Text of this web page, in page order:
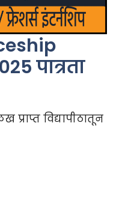
पात्रता
प्राप्त विद्यापीठातून